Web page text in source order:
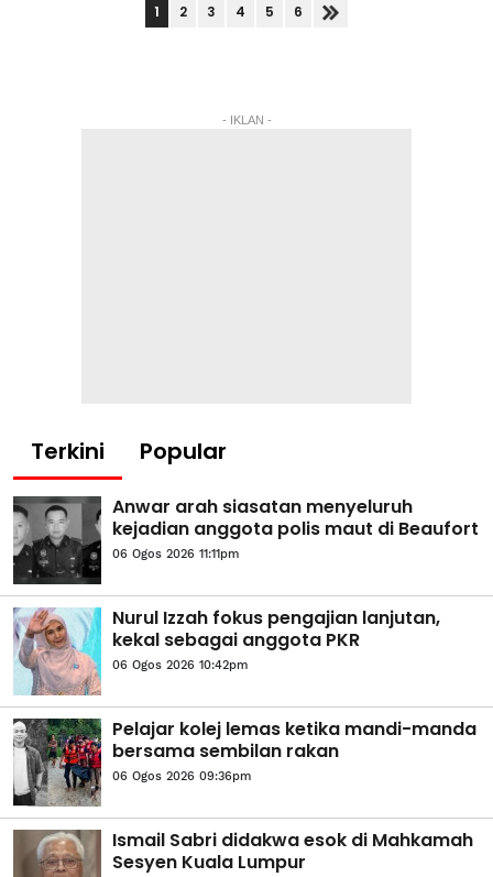
1 2 3 4 5 6
- IKLAN -
Terkini Popular
Anwar arah siasatan menyeluruh
kejadian anggota polis maut di Beaufort
06 Ogos 2026 11:11pm
Nurul Izzah fokus pengajian lanjutan,
kekal sebagai anggota PKR
06 Ogos 2026 10:42pm
Pelajar kolej lemas ketika mandi-manda
bersama sembilan rakan
06 Ogos 2026 09:36pm
Ismail Sabri didakwa esok di Mahkamah
Sesyen Kuala Lumpur